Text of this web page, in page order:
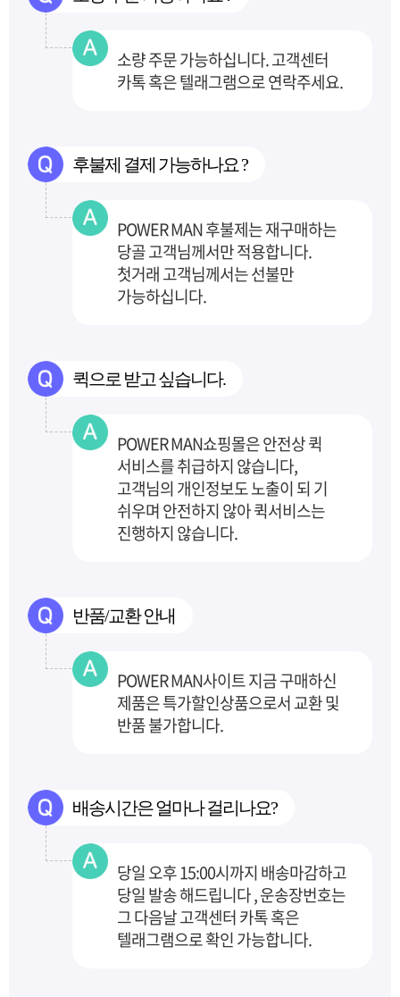
소량 주문 가능하십니다. 고객센터
카톡 혹은 텔래그램으로 연락주세요.
후불제 결제 가능하나요 ?
POWER MAN 후불제는 재구매하는
당골 고객님께서만 적용합니다.
첫거래 고객님께서는 선불만
가능하십니다.
퀵으로 받고 싶습니다.
POWER MAN쇼핑몰은 안전상 퀵
서비스를 취급하지 않습니다,
고객님의 개인정보도 노출이 되 기
쉬우며 안전하지 않아 퀵서비스는
진행하지 않습니다.
반품/교환 안내
POWER MAN사이트 지금 구매하신
제품은 특가할인상품으로서 교환 및
반품 불가합니다.
배송시간은 얼마나 걸리나요?
당일 오후 15:00시까지 배송마감하고
당일 발송 해드립니다 , 운송장번호는
그 다음날 고객센터카톡 혹은
텔래그램으로 확인 가능합니다.